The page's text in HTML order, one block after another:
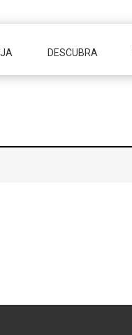
DESCUBRA